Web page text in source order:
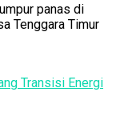
panas di
Tenggara Timur